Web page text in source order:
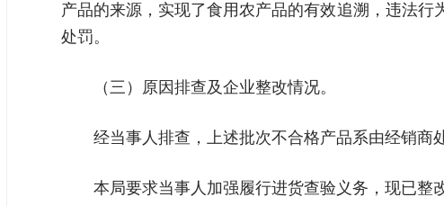
产品的来源，实现了食用农产品的有效追溯，违法
处罚。
（三）原因排查及企业整改情况。
经当事人排查，上述批次不合格产品系由经销商
本局要求当事人加强履行进货查验义务，现已整